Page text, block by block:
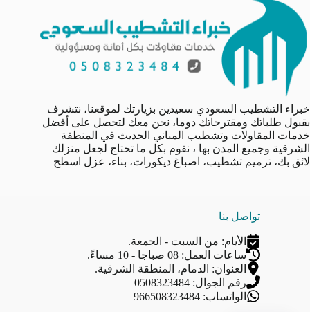
خبراء التشطيب السعودي سعيدين بزيارتك لموقعنا، نتشرف
بقبول طلباتك ومقترحاتك دوما، نحن معك لتحصل على أفضل
خدمات المقاولات وتشطيب المباني الحديث في المنطقة
الشرقية وجميع المدن بها ، نقوم بكل ما تحتاج لجعل منزلك
لائق بك، ترميم تشطيب، اصباغ ديكورات، بناء، عزل اسطح
تواصل بنا
الأيام: من السبت - الجمعة.
ساعات العمل: 08 صباجا - 10 مساءً.
العنوان: الدمام، المنطقة الشرقية.
رقم الجوال: 0508323484
الواتساب: 966508323484